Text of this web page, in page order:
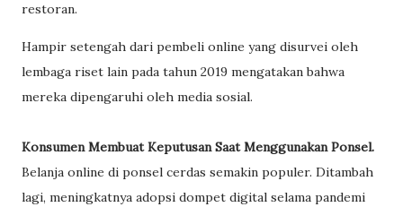
restoran.
Hampir setengah dari pembeli online yang disurvei oleh
lembaga riset lain pada tahun 2019 mengatakan bahwa
mereka dipengaruhi oleh media sosial.
Konsumen Membuat Keputusan Saat Menggunakan Ponsel.
Belanja online di ponsel cerdas semakin populer. Ditambah
lagi, meningkatnya adopsi dompet digital selama pandemi